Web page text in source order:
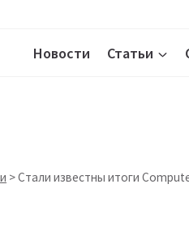
Новости Статьи
>Стали известны итоги